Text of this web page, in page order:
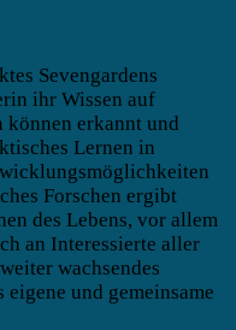
Sevengardens
ihr Wissen auf
können erkannt und
Lernen in
Forschen ergibt
des Lebens, vor allem
an Interessierte aller
wachsendes
und gemeinsame